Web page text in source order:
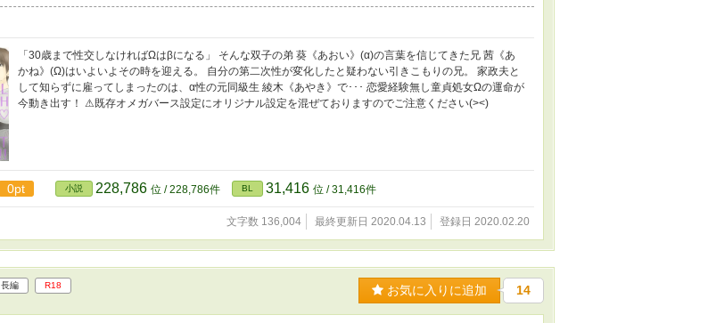
「30歳まで性交しなければΩはβになる」 そんな双子の弟 葵《あおい》(α)の言葉を信じてきた兄 茜《あ
かね》(Ω)はいよいよその時を迎える。 自分の第二次性が変化したと疑わない引きこもりの兄。 家政夫と
して知らずに雇ってしまったのは、‪α‬性の元同級生 綾木《あやき》で･･･ 恋愛経験無し童貞処女Ωの運命が
今動き出す！ ⚠既存オメガバース設定にオリジナル設定を混ぜておりますのでご注意ください(><)
0pt 小説 228,786 位 / 228,786件 BL 31,416 位 / 31,416件
文字数 136,004 最終更新日 2020.04.13 登録日 2020.02.20
長編 R18 お気に入りに追加 14